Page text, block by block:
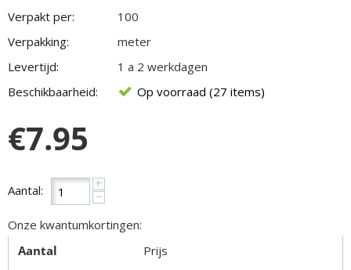
Verpakt per:
100
Verpakking:
meter
Levertijd:
1 a 2 werkdagen
Beschikbaarheid:
Op voorraad (27 items)
€7.95
Aantal: +
−
Onze kwantumkortingen:
Aantal
Prijs